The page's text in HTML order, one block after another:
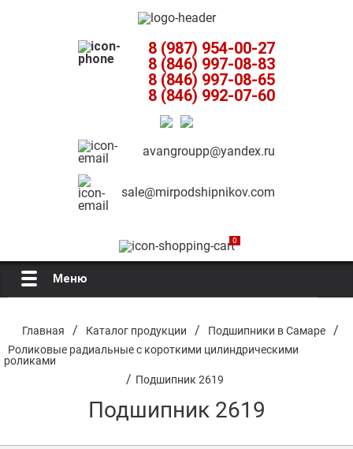
8 (987) 954-00-27
8 (846) 997-08-83
8 (846) 997-08-65
8 (846) 992-07-60
avangroupp@yandex.ru
sale@mirpodshipnikov.com
0
Меню
О компании
Каталог продукции
Главная / Каталог продукции / Подшипники в Самаре /
Роликовые радиальные с короткими цилиндрическими
роликами
/ Подшипник 2619
Подшипник 2619